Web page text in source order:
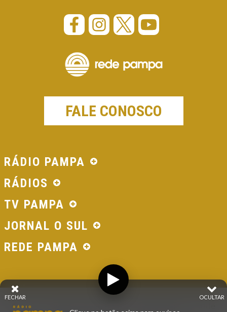
FALE CONOSCO
RÁDIO PAMPA
RÁDIOS
TV PAMPA
JORNAL O SUL
REDE PAMPA
© 2026 - Direitos Reservados - Rádio Pampa - Rede
OCULTAR
FECHAR